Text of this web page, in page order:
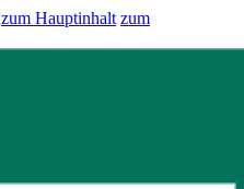
zum Hauptinhalt zum